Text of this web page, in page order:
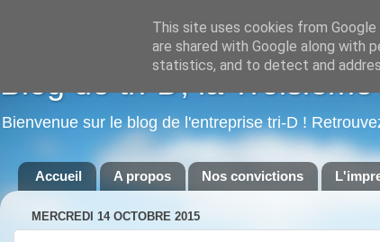
Blog de tri-D, la
Bienvenue sur le blog de l'entreprise tri-D !
Accueil A propos Nos convictions
MERCREDI 14 OCTOBRE 2015
This site uses cookies from
are shared with Google along with
statistics, and to detect and